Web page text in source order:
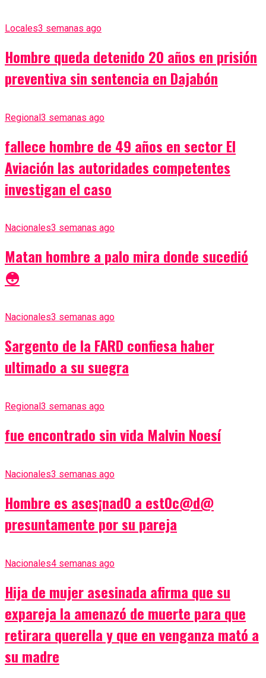
Locales3 semanas ago
Hombre queda detenido 20 años en prisión
preventiva sin sentencia en Dajabón
Regional3 semanas ago
fallece hombre de 49 años en sector El
Aviación las autoridades competentes
investigan el caso
Nacionales3 semanas ago
Matan hombre a palo mira donde sucedió
😳
Nacionales3 semanas ago
Sargento de la FARD confiesa haber
ultimado a su suegra
Regional3 semanas ago
fue encontrado sin vida Malvin Noesí
Nacionales3 semanas ago
Hombre es ases¡nad0 a est0c@d@
presuntamente por su pareja
Nacionales4 semanas ago
Hija de mujer asesinada afirma que su
expareja la amenazó de muerte para que
retirara querella y que en venganza mató a
su madre